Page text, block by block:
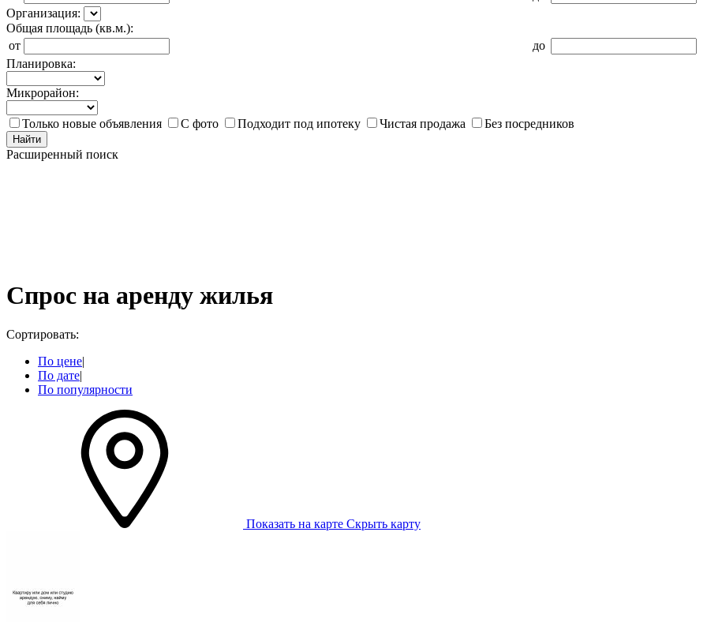
Организация:
Общая площадь (кв.м.):
от
до
Планировка:
Микрорайон:
Только новые объявления С фото Подходит под ипотеку Чистая продажа Без посредников
Найти
Расширенный поиск
Спрос на аренду жилья
Сортировать:
По цене|
По дате|
По популярности
Показать на карте Скрыть карту